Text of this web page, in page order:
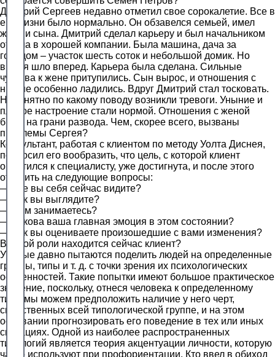
Дмитрий Сергеев недавно отметил свое сорокалетие. Все в
его жизни было нормально. Он обзавелся семьей, имел
жену и сына. Дмитрий сделал карьеру и был начальником
отдела в хорошей компании. Была машина, дача за
городом – участок шесть соток и небольшой домик. Но
время шло вперед. Карьера была сделана. Сильные
чувства к жене притупились. Сын вырос, и отношения с
ним не особенно ладились. Вдруг Дмитрий стал тосковать.
Непонятно по какому поводу возникли тревоги. Уныние и
плохое настроение стали нормой. Отношения с женой
были на грани развода. Чем, скорее всего, вызваны
проблемы Сергея?
Консультант, работая с клиентом по методу Уолта Диснея,
попросил его вообразить, что цель, с которой клиент
обратился к специалисту, уже достигнута, и после этого
ответить на следующие вопросы:
— Где вы себя сейчас видите?
— Как вы выглядите?
— Чем занимаетесь?
— Какова ваша главная эмоция в этом состоянии?
— Как вы оцениваете произошедшие с вами изменения?
В какой роли находится сейчас клиент?
Ученые давно пытаются поделить людей на определенные
группы, типы и т. д. с точки зрения их психологических
особенностей. Такие попытки имеют большое практическое
значение, поскольку, отнеся человека к определенному
типу, мы можем предположить наличие у него черт,
свойственных всей типологической группе, и на этом
основании прогнозировать его поведение в тех или иных
ситуациях. Одной из наиболее распространенных
типологий является теория акцентуации личности, которую
часто используют при профориентации. Кто ввел в обиход